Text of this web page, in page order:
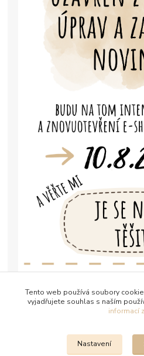
Tento web používá soubory
vyjadřujete souhlas s naším
informací
Nastavení